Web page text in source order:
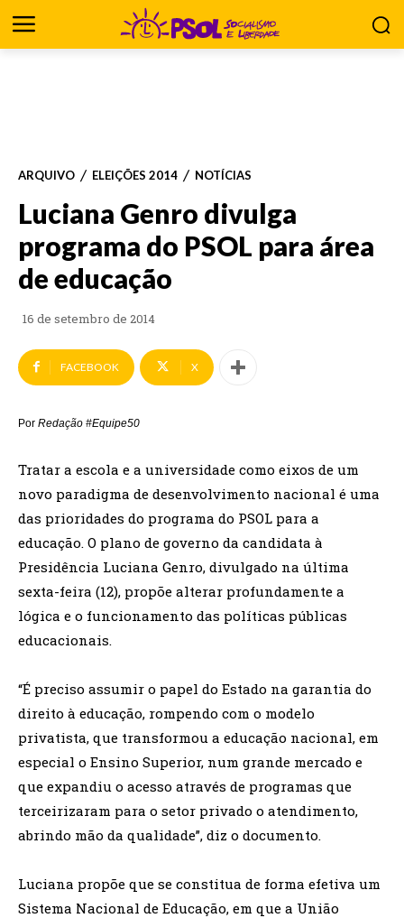
ARQUIVO ELEIÇÕES 2014 NOTÍCIAS
Luciana Genro divulga
programa do PSOL para área
de educação
16 de setembro de 2014
FACEBOOK X
Por Redação #Equipe50
Tratar a escola e a universidade como eixos de um
novo paradigma de desenvolvimento nacional é uma
das prioridades do programa do PSOL para a
educação. O plano de governo da candidata à
Presidência Luciana Genro, divulgado na última
sexta-feira (12), propõe alterar profundamente a
lógica e o funcionamento das políticas públicas
educacionais.
“É preciso assumir o papel do Estado na garantia do
direito à educação, rompendo com o modelo
privatista, que transformou a educação nacional, em
especial o Ensino Superior, num grande mercado e
que expandiu o acesso através de programas que
terceirizaram para o setor privado o atendimento,
abrindo mão da qualidade”, diz o documento.
Luciana propõe que se constitua de forma efetiva um
Sistema Nacional de Educação, em que a União